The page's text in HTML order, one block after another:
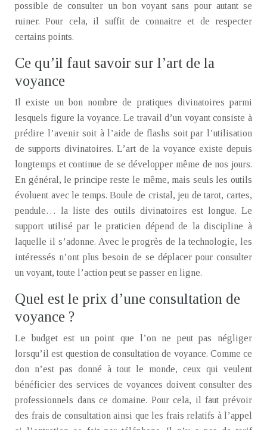
possible de consulter un bon voyant sans pour autant se
ruiner. Pour cela, il suffit de connaitre et de respecter
certains points.
Ce qu’il faut savoir sur l’art de la
voyance
Il existe un bon nombre de pratiques divinatoires parmi
lesquels figure la voyance. Le travail d’un voyant consiste à
prédire l’avenir soit à l’aide de flashs soit par l’utilisation
de supports divinatoires. L’art de la voyance existe depuis
longtemps et continue de se développer même de nos jours.
En général, le principe reste le même, mais seuls les outils
évoluent avec le temps. Boule de cristal, jeu de tarot, cartes,
pendule… la liste des outils divinatoires est longue. Le
support utilisé par le praticien dépend de la discipline à
laquelle il s’adonne. Avec le progrès de la technologie, les
intéressés n’ont plus besoin de se déplacer pour consulter
un voyant, toute l’action peut se passer en ligne.
Quel est le prix d’une consultation de
voyance ?
Le budget est un point que l’on ne peut pas négliger
lorsqu’il est question de consultation de voyance. Comme ce
don n’est pas donné à tout le monde, ceux qui veulent
bénéficier des services de voyances doivent consulter des
professionnels dans ce domaine. Pour cela, il faut prévoir
des frais de consultation ainsi que les frais relatifs à l’appel